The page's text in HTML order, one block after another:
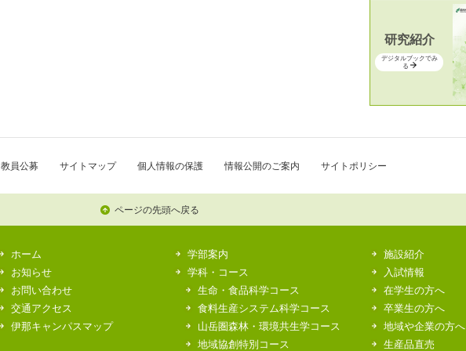
研究紹介
デジタルブックでみ
る
教員公募 サイトマップ 個人情報の保護 情報公開のご案内 サイトポリシー
ページの先頭へ戻る
ホーム
お知らせ
お問い合わせ
交通アクセス
伊那キャンパスマップ
学部案内
学科・コース
生命・食品科学コース
食料生産システム科学コース
山岳圏森林・環境共生学コース
地域協創特別コース
施設紹介
入試情報
在学生の方へ
卒業生の方へ
地域や企業の方へ
生産品直売